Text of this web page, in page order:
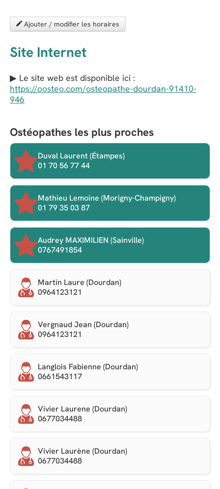
Ajouter / modifier les horaires
Site Internet
▶ Le site web est disponible ici :
https://oosteo.com/osteopathe-dourdan-91410-
946
Ostéopathes les plus proches
Duval Laurent (Étampes)
01 70 56 77 44
Mathieu Lemoine (Morigny-Champigny)
01 79 35 03 87
Audrey MAXIMILIEN (Sainville)
0767491854
Martin Laure (Dourdan)
0964123121
Vergnaud Jean (Dourdan)
0964123121
Langlois Fabienne (Dourdan)
0661543117
Vivier Laurene (Dourdan)
0677034488
Vivier Laurène (Dourdan)
0677034488